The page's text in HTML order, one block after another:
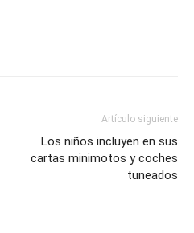
Artículo siguiente
Los niños incluyen en sus
cartas minimotos y coches
tuneados